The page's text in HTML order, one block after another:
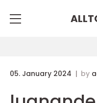
05. January 2024 by